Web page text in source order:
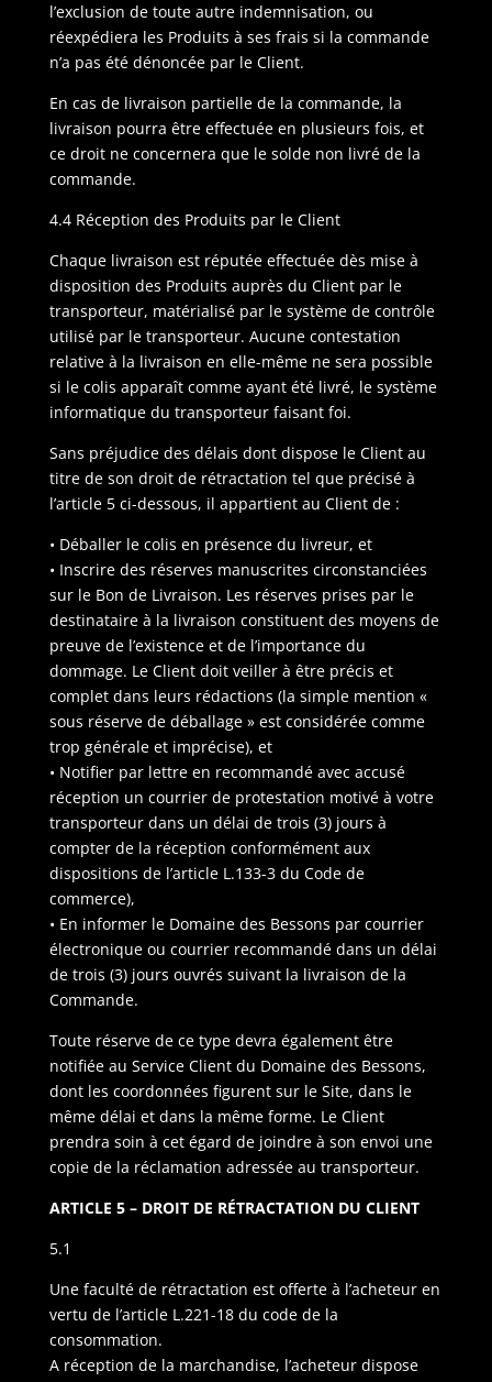
l’exclusion de toute autre indemnisation, ou
réexpédiera les Produits à ses frais si la commande
n’a pas été dénoncée par le Client.
En cas de livraison partielle de la commande, la
livraison pourra être effectuée en plusieurs fois, et
ce droit ne concernera que le solde non livré de la
commande.
4.4 Réception des Produits par le Client
Chaque livraison est réputée effectuée dès mise à
disposition des Produits auprès du Client par le
transporteur, matérialisé par le système de contrôle
utilisé par le transporteur. Aucune contestation
relative à la livraison en elle-même ne sera possible
si le colis apparaît comme ayant été livré, le système
informatique du transporteur faisant foi.
Sans préjudice des délais dont dispose le Client au
titre de son droit de rétractation tel que précisé à
l’article 5 ci-dessous, il appartient au Client de :
• Déballer le colis en présence du livreur, et
• Inscrire des réserves manuscrites circonstanciées
sur le Bon de Livraison. Les réserves prises par le
destinataire à la livraison constituent des moyens de
preuve de l’existence et de l’importance du
dommage. Le Client doit veiller à être précis et
complet dans leurs rédactions (la simple mention «
sous réserve de déballage » est considérée comme
trop générale et imprécise), et
• Notifier par lettre en recommandé avec accusé
réception un courrier de protestation motivé à votre
transporteur dans un délai de trois (3) jours à
compter de la réception conformément aux
dispositions de l’article L.133-3 du Code de
commerce),
• En informer le Domaine des Bessons par courrier
électronique ou courrier recommandé dans un délai
de trois (3) jours ouvrés suivant la livraison de la
Commande.
Toute réserve de ce type devra également être
notifiée au Service Client du Domaine des Bessons,
dont les coordonnées figurent sur le Site, dans le
même délai et dans la même forme. Le Client
prendra soin à cet égard de joindre à son envoi une
copie de la réclamation adressée au transporteur.
ARTICLE 5 – DROIT DE RÉTRACTATION DU CLIENT
5.1
Une faculté de rétractation est offerte à l’acheteur en
vertu de l’article L.221-18 du code de la
consommation.
A réception de la marchandise, l’acheteur dispose